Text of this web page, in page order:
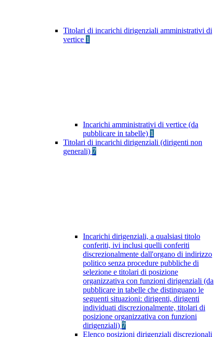
Titolari di incarichi dirigenziali amministrativi di
vertice 1
Incarichi amministrativi di vertice (da
pubblicare in tabelle) 1
Titolari di incarichi dirigenziali (dirigenti non
generali) 7
Incarichi dirigenziali, a qualsiasi titolo
conferiti, ivi inclusi quelli conferiti
discrezionalmente dall'organo di indirizzo
politico senza procedure pubbliche di
selezione e titolari di posizione
organizzativa con funzioni dirigenziali (da
pubblicare in tabelle che distinguano le
seguenti situazioni: dirigenti, dirigenti
individuati discrezionalmente, titolari di
posizione organizzativa con funzioni
dirigenziali) 7
Elenco posizioni dirigenziali discrezionali